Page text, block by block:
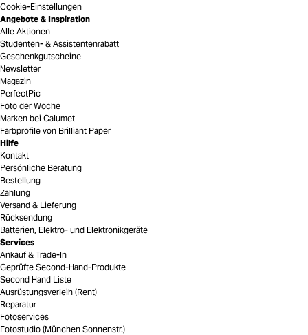
Cookie-Einstellungen
Angebote & Inspiration
Alle Aktionen
Studenten- & Assistentenrabatt
Geschenkgutscheine
Newsletter
Magazin
PerfectPic
Foto der Woche
Marken bei Calumet
Farbprofile von Brilliant Paper
Hilfe
Kontakt
Persönliche Beratung
Bestellung
Zahlung
Versand & Lieferung
Rücksendung
Batterien, Elektro- und Elektronikgeräte
Services
Ankauf & Trade-In
Geprüfte Second-Hand-Produkte
Second Hand Liste
Ausrüstungsverleih (Rent)
Reparatur
Fotoservices
Fotostudio (München Sonnenstr.)